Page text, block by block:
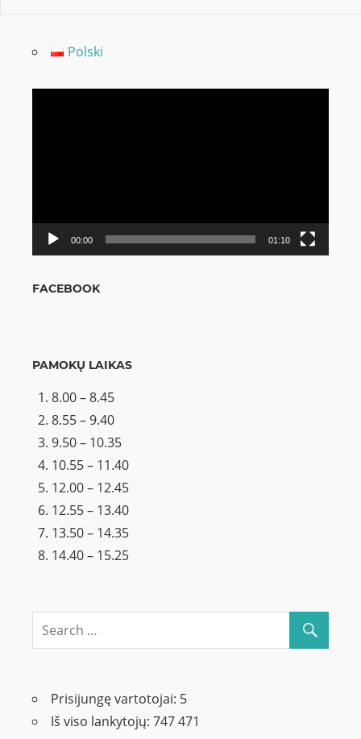
Polski
00:00 01:10
FACEBOOK
PAMOKŲ LAIKAS
8.00 – 8.45
8.55 – 9.40
9.50 – 10.35
10.55 – 11.40
12.00 – 12.45
12.55 – 13.40
13.50 – 14.35
14.40 – 15.25
Prisijungę vartotojai: 5
Iš viso lankytojų: 747 471